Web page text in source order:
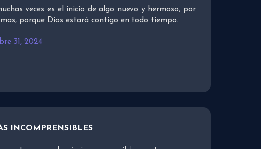
veces es el inicio de algo nuevo y hermoso, por
porque Dios estará contigo en todo tiempo.
31, 2024
INCOMPRENSIBLES